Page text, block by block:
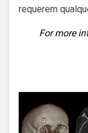
requerem
For more